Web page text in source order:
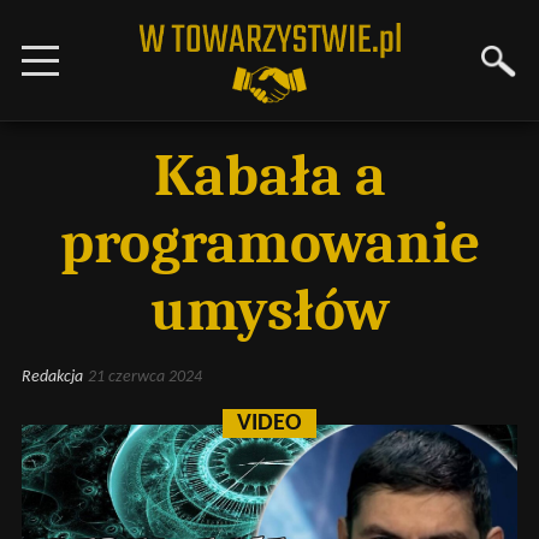
Kabała a
programowanie
umysłów
Redakcja 21 czerwca 2024
VIDEO